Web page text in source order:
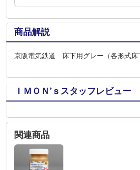
商品解説
京阪電気鉄道 床下用グレー（各形式床
ＩＭＯＮ’ｓスタッフレビュー
関連商品